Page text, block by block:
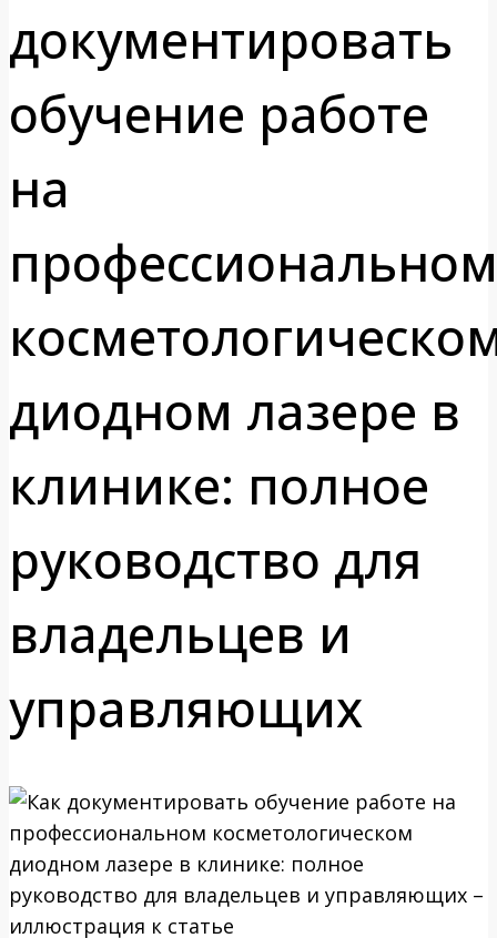
документировать
обучение работе
на
профессиональном
диодном лазере в
клинике: полное
руководство для
владельцев и
управляющих